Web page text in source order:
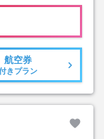
航空券
きプラン